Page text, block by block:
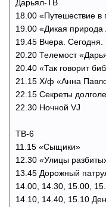
Дарьял-ТВ
18.00 «Путешествие
19.00 «Дикая
19.45 Вчера. Сегодня.
20.20 Телемост
20.40 «Так говорит
21.15 Х/ф «Анна
22.15 Секреты
22.30 Ночной VJ
ТВ-6
11.15 «Сыщики»
12.30 «Улицы
13.45 Дорожный
14.00, 14.30, 15.00,
14.10, 14.40, 15.10